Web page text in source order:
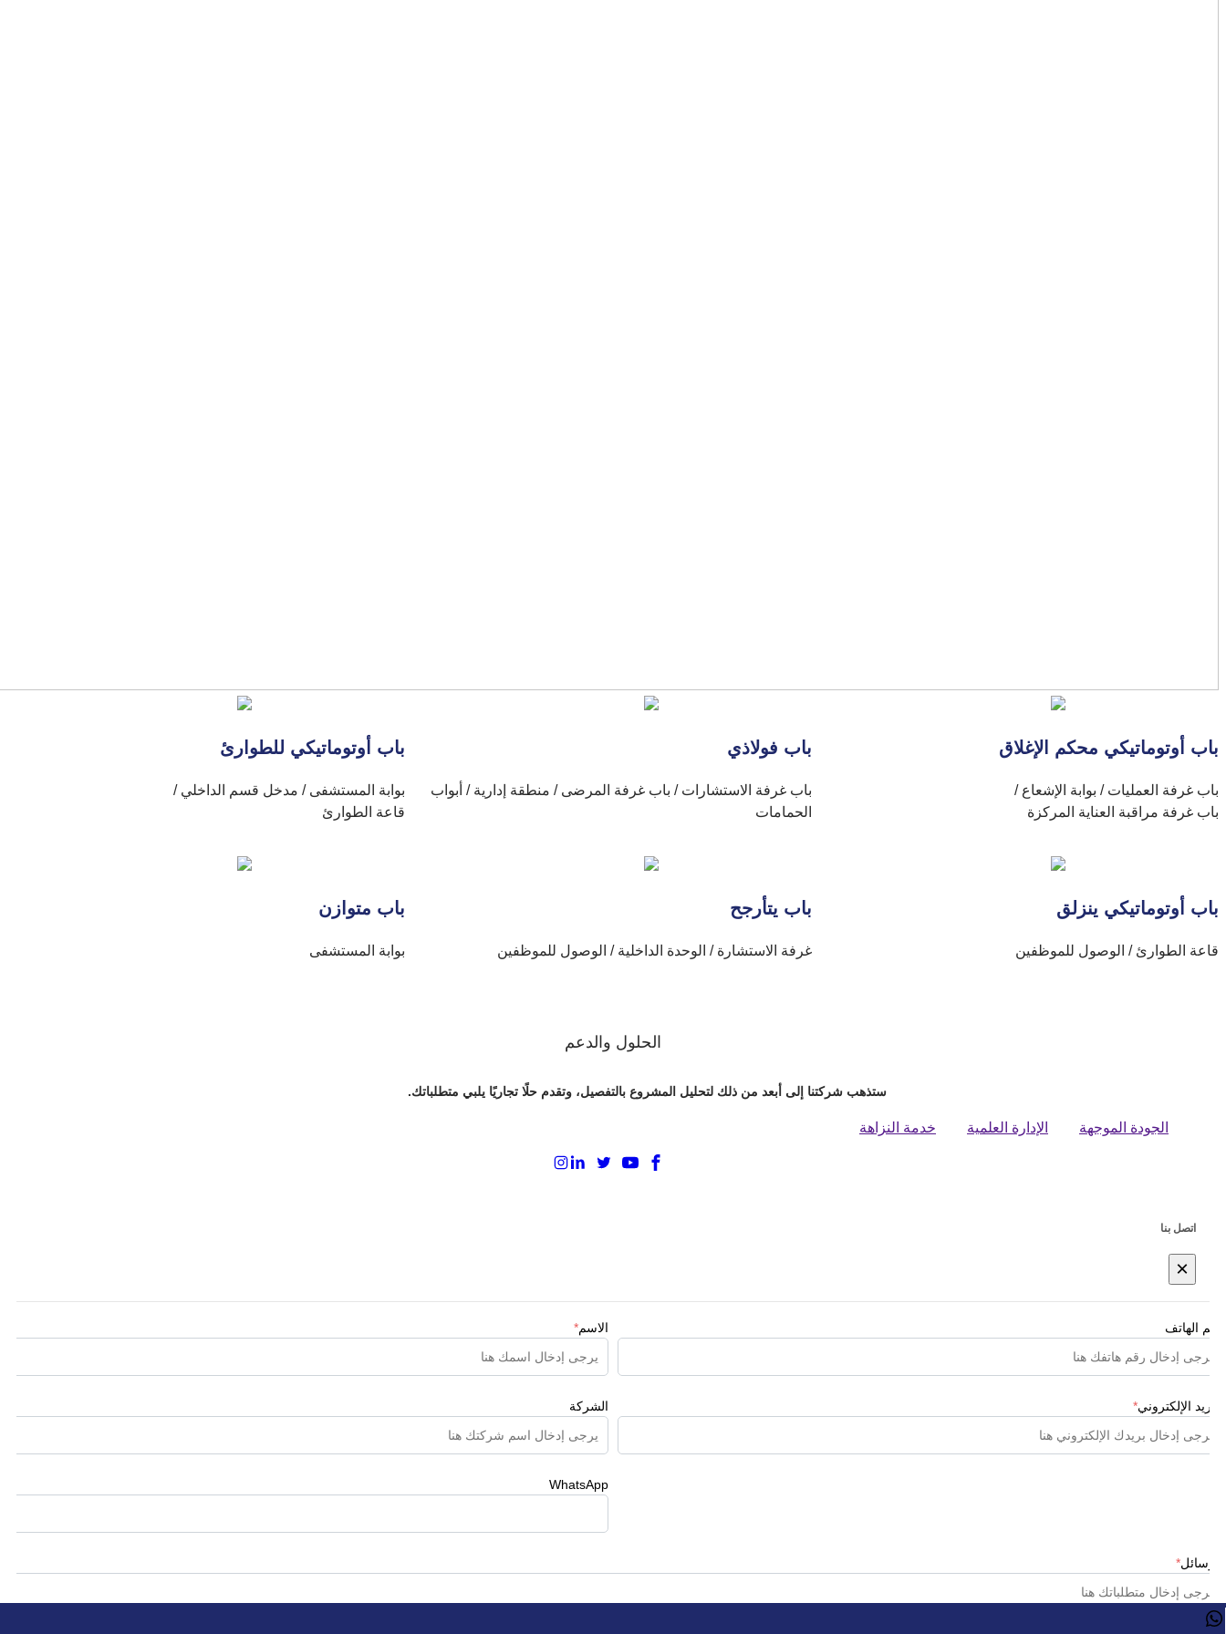
باب أوتوماتيكي محكم الإغلاق
باب غرفة العمليات / بوابة الإشعاع /
باب غرفة مراقبة العناية المركزة
باب فولاذي
باب غرفة الاستشارات / باب غرفة المرضى / منطقة إدارية / أبواب
الحمامات
باب أوتوماتيكي للطوارئ
بوابة المستشفى / مدخل قسم الداخلي /
قاعة الطوارئ
باب أوتوماتيكي ينزلق
قاعة الطوارئ / الوصول للموظفين
باب يتأرجح
غرفة الاستشارة / الوحدة الداخلية / الوصول للموظفين
باب متوازن
بوابة المستشفى
الحلول والدعم
ستذهب شركتنا إلى أبعد من ذلك لتحليل المشروع بالتفصيل، وتقدم حلًا تجاريًا يلبي متطلباتك.
الجودة الموجهة الإدارة العلمية خدمة النزاهة
اتصل بنا
×
الاسم* رقم الهاتف
الشركة البريد الإلكتروني*
WhatsApp
الرسائل*